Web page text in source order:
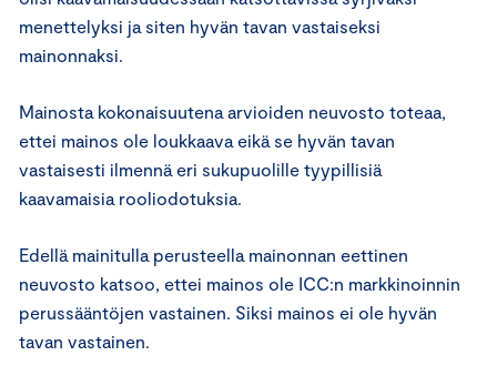
menettelyksi ja siten hyvän tavan vastaiseksi
mainonnaksi.
Mainosta kokonaisuutena arvioiden neuvosto toteaa,
ettei mainos ole loukkaava eikä se hyvän tavan
vastaisesti ilmennä eri sukupuolille tyypillisiä
kaavamaisia rooliodotuksia.
Edellä mainitulla perusteella mainonnan eettinen
neuvosto katsoo, ettei mainos ole ICC:n markkinoinnin
perussääntöjen vastainen. Siksi mainos ei ole hyvän
tavan vastainen.